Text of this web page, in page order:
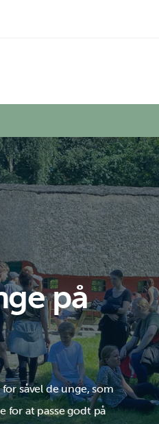
på
såvel de unge, som
for at passe godt på